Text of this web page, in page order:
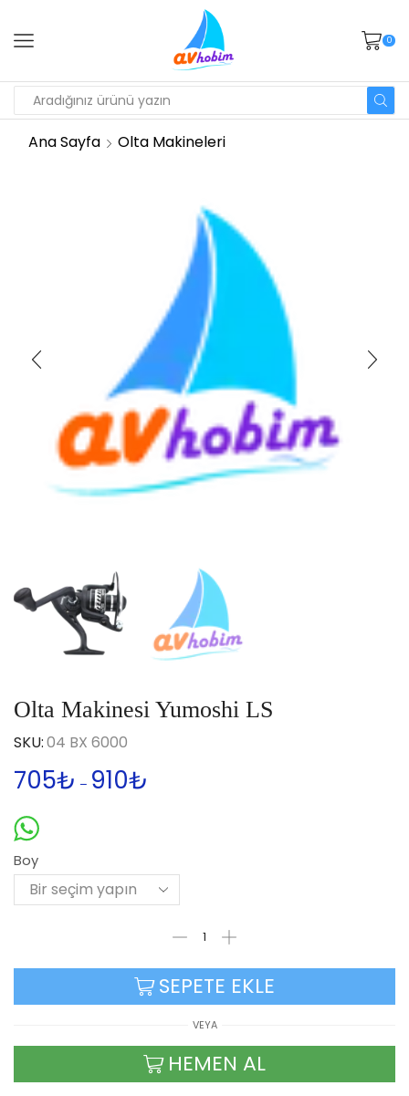
0
Ana Sayfa Olta Makineleri
Olta Makinesi Yumoshi LS
SKU:04 BX 6000
705₺ – 910₺
Boy
SEPETE EKLE
VEYA
HEMEN AL